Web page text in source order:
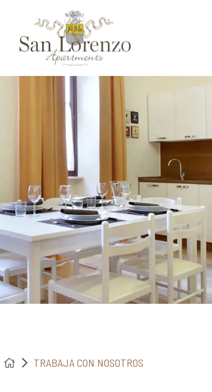
TRABAJA CON NOSOTROS